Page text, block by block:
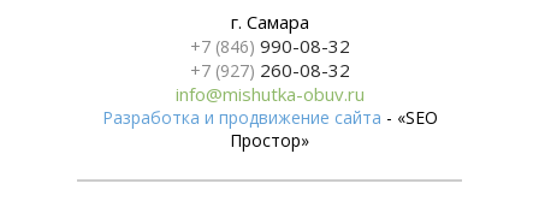
г. Самара
+7 (846) 990-08-32
+7 (927) 260-08-32
info@mishutka-obuv.ru
Разработка и продвижение сайта - «SEO
Простор»